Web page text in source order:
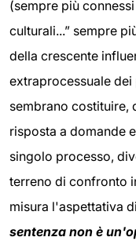
(sempre più
culturali...” sempre
della crescente
extraprocessuale
sembrano costituire,
risposta a domande
singolo processo,
terreno di confronto
misura l'aspettativa
sentenza non è